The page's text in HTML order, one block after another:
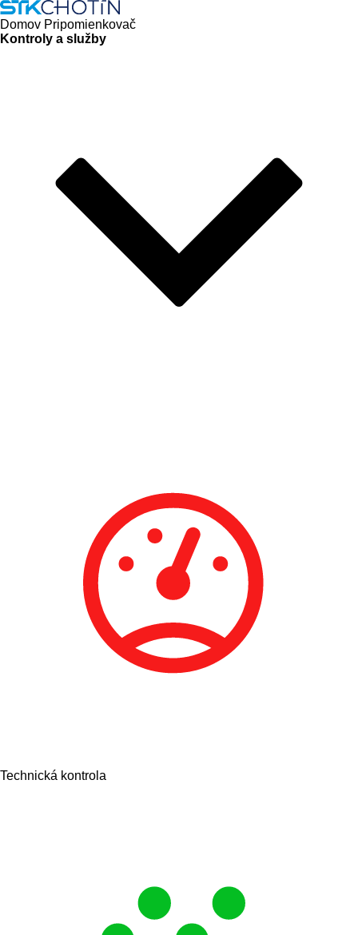
Domov Pripomienkovač
Kontroly a služby
Technická kontrola